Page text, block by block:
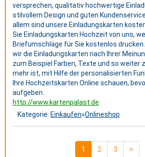
versprechen, qualitativ hochwertige
stilvollem Design und guten
allem sind unsere Einladungskarten
Sie Einladungskarten Hochzeit von uns,
Briefumschläge für Sie kostenlos
wir die Einladungskarten nach Ihrer
zum Beispiel Farben, Texte und so weiter
mehr ist, mit Hilfe der personalisierten
Ihre Hochzeitskarten Online schauen,
aufgeben.
http://www.kartenpalast.de
Kategorie: Einkaufen»Onlineshop
1 2 3 >